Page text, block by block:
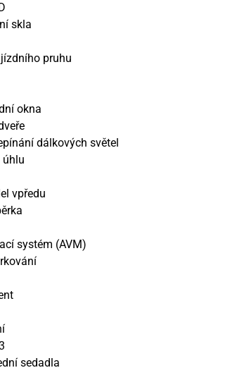
skla
pruhu
okna
dálkových světel
úhlu
vpředu
systém (AVM)
sedadla